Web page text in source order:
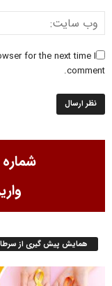
for the next time I
comment.
همایش پیش گیری از